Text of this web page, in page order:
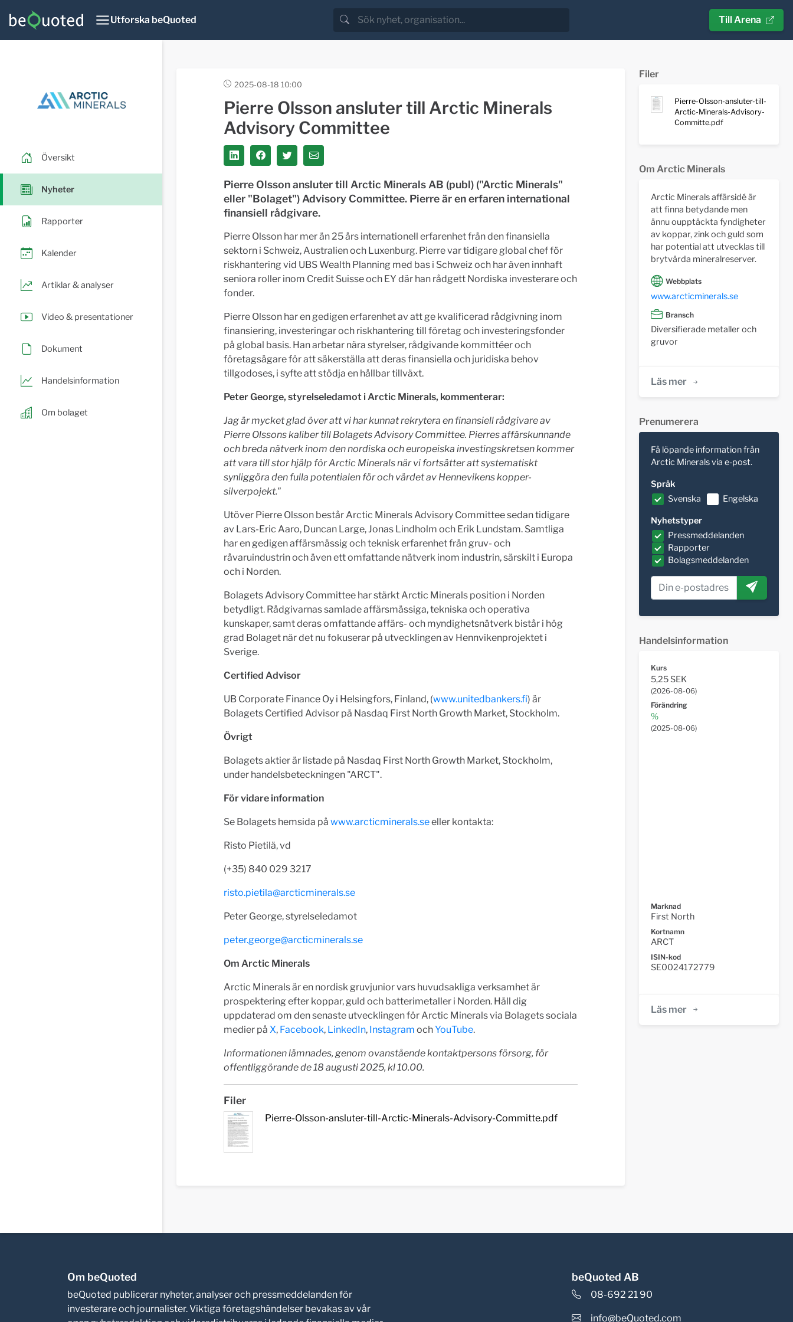
Utforska beQuoted Till Arena
Översikt
Nyheter
Rapporter
Kalender
Artiklar & analyser
Video & presentationer
Dokument
Handelsinformation
Om bolaget
2025-08-18 10:00
Pierre Olsson ansluter till Arctic Minerals
Advisory Committee
Pierre Olsson ansluter till Arctic Minerals AB (publ) ("Arctic Minerals"
eller "Bolaget") Advisory Committee. Pierre är en erfaren international
finansiell rådgivare.
Pierre Olsson har mer än 25 års internationell erfarenhet från den finansiella
sektorn i Schweiz, Australien och Luxenburg. Pierre var tidigare global chef för
riskhantering vid UBS Wealth Planning med bas i Schweiz och har även innhaft
seniora roller inom Credit Suisse och EY där han rådgett Nordiska investerare och
fonder.
Pierre Olsson har en gedigen erfarenhet av att ge kvalificerad rådgivning inom
finansiering, investeringar och riskhantering till företag och investeringsfonder
på global basis. Han arbetar nära styrelser, rådgivande kommittéer och
företagsägare för att säkerställa att deras finansiella och juridiska behov
tillgodoses, i syfte att stödja en hållbar tillväxt.
Peter George, styrelseledamot i Arctic Minerals, kommenterar:
Jag är mycket glad över att vi har kunnat rekrytera en finansiell rådgivare av
Pierre Olssons kaliber till Bolagets Advisory Committee. Pierres affärskunnande
och breda nätverk inom den nordiska och europeiska investingskretsen kommer
att vara till stor hjälp för Arctic Minerals när vi fortsätter att systematiskt
synliggöra den fulla potentialen för och värdet av Hennevikens kopper-
silverpojekt."
Utöver Pierre Olsson består Arctic Minerals Advisory Committee sedan tidigare
av Lars-Eric Aaro, Duncan Large, Jonas Lindholm och Erik Lundstam. Samtliga
har en gedigen affärsmässig och teknisk erfarenhet från gruv- och
råvaruindustrin och även ett omfattande nätverk inom industrin, särskilt i Europa
och i Norden.
Bolagets Advisory Committee har stärkt Arctic Minerals position i Norden
betydligt. Rådgivarnas samlade affärsmässiga, tekniska och operativa
kunskaper, samt deras omfattande affärs- och myndighetsnätverk bistår i hög
grad Bolaget när det nu fokuserar på utvecklingen av Hennvikenprojektet i
Sverige.
Certified Advisor
UB Corporate Finance Oy i Helsingfors, Finland, (www.unitedbankers.fi) är
Bolagets Certified Advisor på Nasdaq First North Growth Market, Stockholm.
Övrigt
Bolagets aktier är listade på Nasdaq First North Growth Market, Stockholm,
under handelsbeteckningen "ARCT".
För vidare information
Se Bolagets hemsida på www.arcticminerals.seeller kontakta:
Risto Pietilä, vd
(+35) 840 029 3217
risto.pietila@arcticminerals.se
Peter George, styrelseledamot
peter.george@arcticminerals.se
Om Arctic Minerals
Arctic Minerals är en nordisk gruvjunior vars huvudsakliga verksamhet är
prospektering efter koppar, guld och batterimetaller i Norden. Håll dig
uppdaterad om den senaste utvecklingen för Arctic Minerals via Bolagets sociala
medier på X, Facebook, LinkedIn, Instagram ochYouTube.
Informationen lämnades, genom ovanstående kontaktpersons försorg, för
offentliggörande de 18 augusti 2025, kl 10.00.
Filer
Pierre-Olsson-ansluter-till-Arctic-Minerals-Advisory-Committe.pdf
Filer
Pierre-Olsson-ansluter-till-
Arctic-Minerals-Advisory-
Committe.pdf
Om Arctic Minerals
Arctic Minerals affärsidé är
att finna betydande men
ännu oupptäckta fyndigheter
av koppar, zink och guld som
har potential att utvecklas till
brytvärda mineralreserver.
Webbplats
www.arcticminerals.se
Bransch
Diversifierade metaller och
gruvor
Läs mer
Prenumerera
Få löpande information från
Arctic Minerals via e-post.
Språk
Svenska
Engelska
Nyhetstyper
Pressmeddelanden
Rapporter
Bolagsmeddelanden
Handelsinformation
Kurs
5,25 SEK
(2026-08-06)
Förändring
%
(2025-08-06)
Marknad
First North
Kortnamn
ARCT
ISIN-kod
SE0024172779
Läs mer
Om beQuoted
beQuoted publicerar nyheter, analyser och pressmeddelanden för
investerare och journalister. Viktiga företagshändelser bevakas av vår
beQuoted AB
08-692 21 90
info@beQuoted.com